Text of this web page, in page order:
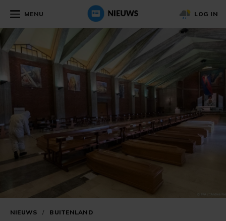
MENU LOG IN
NIEUWS / BUITENLAND